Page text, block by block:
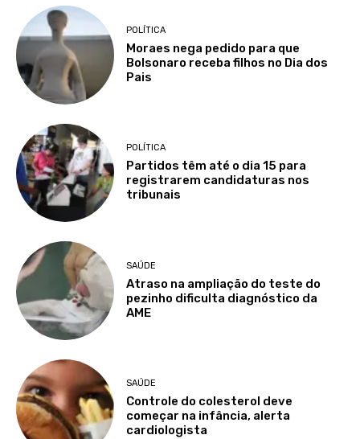
POLÍTICA
Moraes nega pedido para que
Bolsonaro receba filhos no Dia dos
Pais
POLÍTICA
Partidos têm até o dia 15 para
registrarem candidaturas nos
tribunais
SAÚDE
Atraso na ampliação do teste do
pezinho dificulta diagnóstico da
AME
SAÚDE
Controle do colesterol deve
começar na infância, alerta
cardiologista